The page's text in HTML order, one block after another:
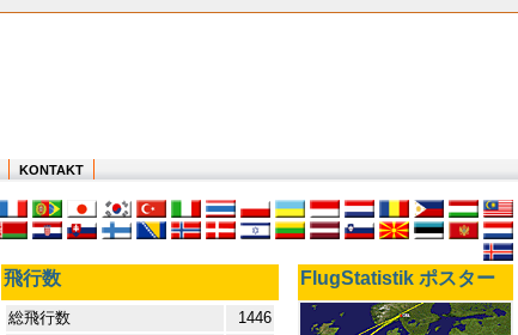
KONTAKT
飛行数 FlugStatistik ポスター
総飛行数
1446